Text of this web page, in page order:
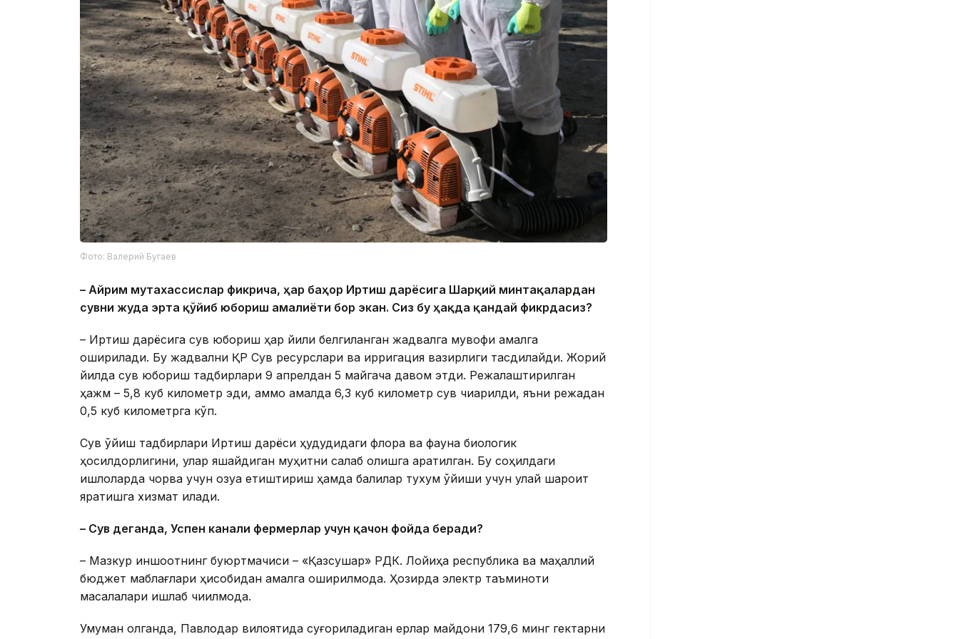
Фото: Валерий Бугаев
– Айрим мутахассислар фикрича, ҳар баҳор Иртиш дарёсига Шарқий минтақалардан
сувни жуда эрта қўйиб юбориш амалиёти бор экан. Сиз бу ҳақда қандай фикрдасиз?
– Иртиш дарёсига сув юбориш ҳар йили белгиланган жадвалга мувофиқ амалга
оширилади. Бу жадвални ҚР Сув ресурслари ва ирригация вазирлиги тасдиқлайди. Жорий
йилда сув юбориш тадбирлари 9 апрелдан 5 майгача давом этди. Режалаштирилган
ҳажм – 5,8 куб километр эди, аммо амалда 6,3 куб километр сув чиқарилди, яъни режадан
0,5 куб километрга кўп.
Сув қўйиш тадбирлари Иртиш дарёси ҳудудидаги флора ва фауна биологик
ҳосилдорлигини, улар яшайдиган муҳитни сақлаб қолишга қаратилган. Бу соҳилдаги
қишлоқларда чорва учун озуқа етиштириш ҳамда балиқлар тухум қўйиши учун қулай шароит
яратишга хизмат қилади.
– Сув деганда, Успен канали фермерлар учун қачон фойда беради?
– Мазкур иншоотнинг буюртмачиси – «Қазсушар» РДК. Лойиҳа республика ва маҳаллий
бюджет маблағлари ҳисобидан амалга оширилмоқда. Ҳозирда электр таъминоти
масалалари ишлаб чиқилмоқда.
Умуман олганда, Павлодар вилоятида суғориладиган ерлар майдони 179,6 минг гектарни